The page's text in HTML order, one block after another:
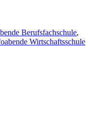
Berufsfachschule,
Wirtschaftsschule